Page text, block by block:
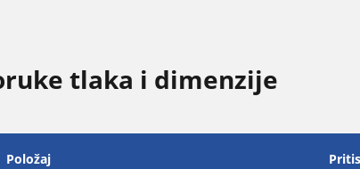
tlaka i dimenzije
Položaj